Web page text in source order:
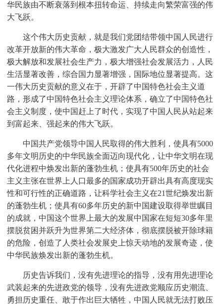
华民族由不断衰落到根本扭转命运、持续走向繁荣富强的伟
大飞跃。
这个伟大历史贡献，就是我们党团结带领中国人民进行
改革开放新的伟大革命，极大激发广大人民群众的创造性，
极大解放和发展社会生产力，极大增强社会发展活力，人民
生活显著改善，综合国力显著增强，国际地位显著提高。这
一伟大历史贡献的意义在于，开辟了中国特色社会主义道
路，形成了中国特色社会主义理论体系，确立了中国特色社
会主义制度，使中国赶上了时代，实现了中国人民从站起来
到富起来、强起来的伟大飞跃。
中国共产党领导中国人民取得的伟大胜利，使具有5000
多年文明历史的中华民族全面迈向现代化，让中华文明在现
代化进程中焕发出新的蓬勃生机；使具有500年历史的社会
主义主张在世界上人口最多的国家成功开辟出具有高度现实
性和可行性的正确道路，让科学社会主义在21世纪焕发出新
的蓬勃生机；使具有60多年历史的新中国建设取得举世瞩目
的成就，中国这个世界上最大的发展中国家在短短30多年里
摆脱贫困并跃升为世界第二大经济体，彻底摆脱被开除球籍
的危险，创造了人类社会发展史上惊天动地的发展奇迹，使
中华民族焕发出新的蓬勃生机。
历史告诉我们，没有先进理论的指导，没有用先进理论
武装起来的先进政党的领导，没有先进政党顺应历史潮流、
勇担历史重任、敢于作出巨大牺牲，中国人民就无法打败压